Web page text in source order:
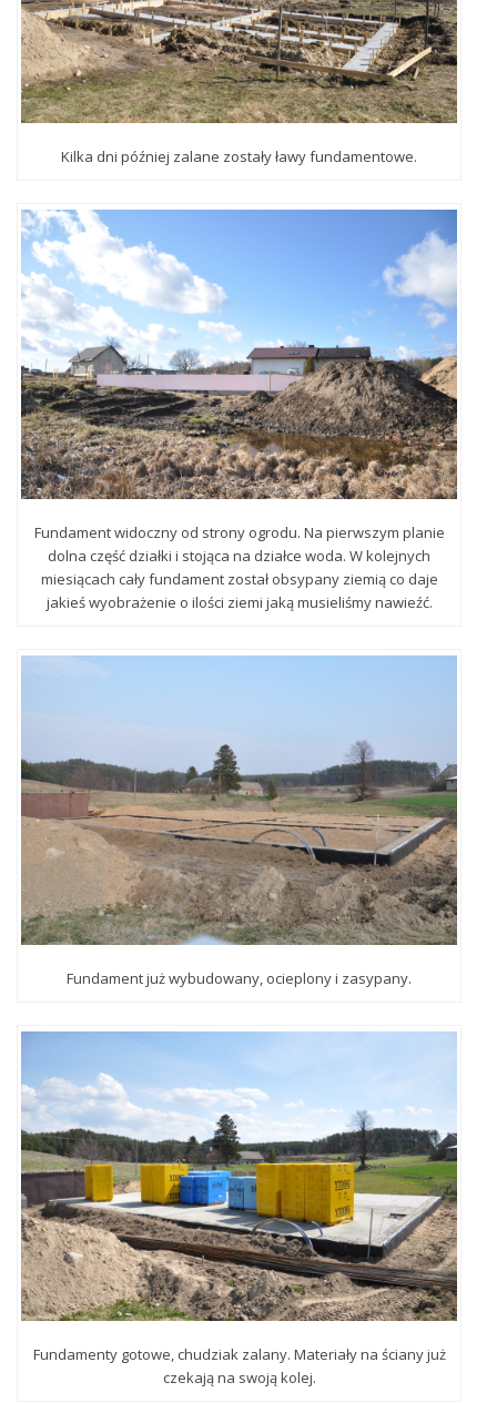
Kilka dni później zalane zostały ławy fundamentowe.
Fundament widoczny od strony ogrodu. Na pierwszym planie
dolna część działki i stojąca na działce woda. W kolejnych
miesiącach cały fundament został obsypany ziemią co daje
jakieś wyobrażenie o ilości ziemi jaką musieliśmy nawieźć.
Fundament już wybudowany, ocieplony i zasypany.
Fundamenty gotowe, chudziak zalany. Materiały na ściany już
czekają na swoją kolej.